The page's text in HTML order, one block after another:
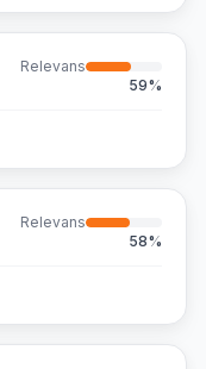
Relevans
59%
Relevans
58%